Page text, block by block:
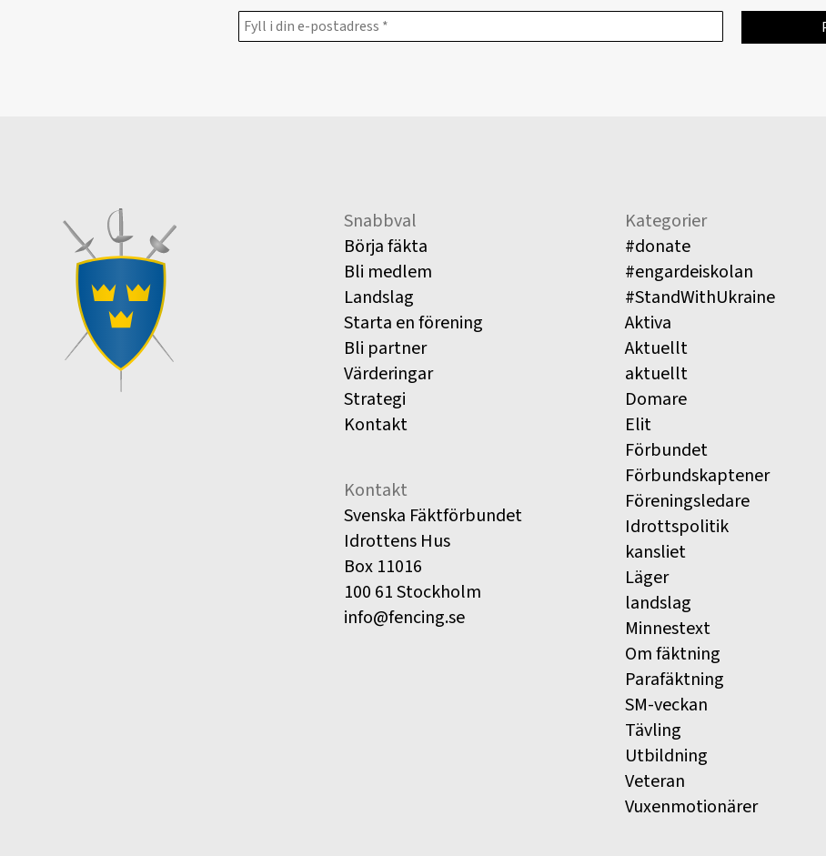
Snabbval
Börja fäkta
Bli medlem
Landslag
Starta en förening
Bli partner
Värderingar
Strategi
Kontakt
Kontakt
Svenska Fäktförbundet
Idrottens Hus
Box 11016
100 61 Stockholm
info@fencing.se
Kategorier
#donate
#engardeiskolan
#StandWithUkraine
Aktiva
Aktuellt
aktuellt
Domare
Elit
Förbundet
Förbundskaptener
Föreningsledare
Idrottspolitik
kansliet
Läger
landslag
Minnestext
Om fäktning
Parafäktning
SM-veckan
Tävling
Utbildning
Veteran
Vuxenmotionärer